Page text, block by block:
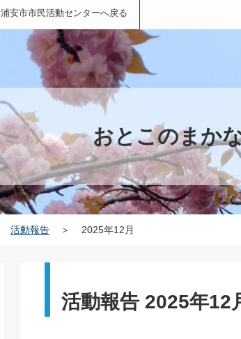
浦安市市民活動センターへ戻る
おとこのまか
活動報告 ＞ 2025年12月
活動報告 2025年12